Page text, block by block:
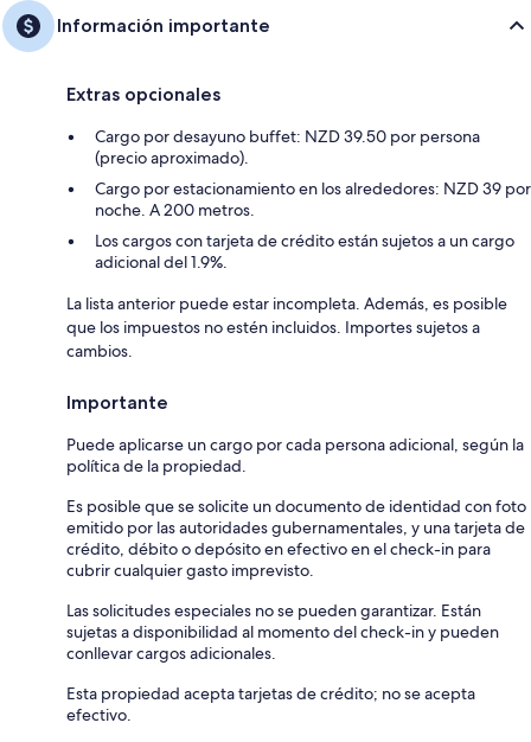
Información importante
Extras opcionales
Cargo por desayuno buffet: NZD 39.50 por persona
(precio aproximado).
Cargo por estacionamiento en los alrededores: NZD 39 por
noche. A 200 metros.
Los cargos con tarjeta de crédito están sujetos a un cargo
adicional del 1.9%.
La lista anterior puede estar incompleta. Además, es posible
que los impuestos no estén incluidos. Importes sujetos a
cambios.
Importante
Puede aplicarse un cargo por cada persona adicional, según la
política de la propiedad.
Es posible que se solicite un documento de identidad con foto
emitido por las autoridades gubernamentales, y una tarjeta de
crédito, débito o depósito en efectivo en el check-in para
cubrir cualquier gasto imprevisto.
Las solicitudes especiales no se pueden garantizar. Están
sujetas a disponibilidad al momento del check-in y pueden
conllevar cargos adicionales.
Esta propiedad acepta tarjetas de crédito; no se acepta
efectivo.